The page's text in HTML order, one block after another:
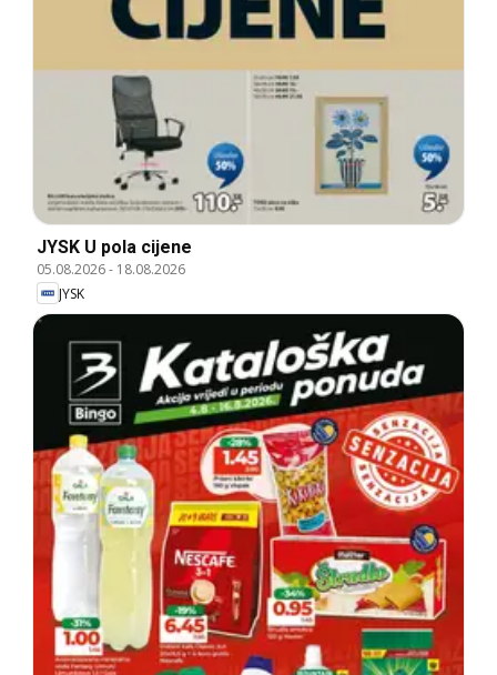
JYSK U pola cijene
05.08.2026- 18.08.2026
JYSK